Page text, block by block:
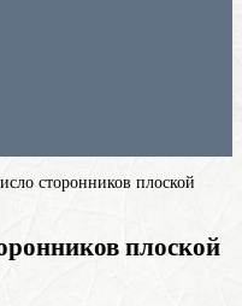
сторонников плоской
плоской